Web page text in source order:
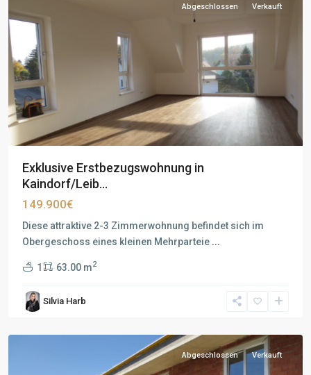
Abgeschlossen Verkauft
Exklusive Erstbezugswohnung in
Kaindorf/Leib...
149.900€
Diese attraktive 2-3 Zimmerwohnung befindet sich im
Obergeschoss eines kleinen Mehrparteie ...
1 63.00 m2
Silvia Harb
Abgeschlossen Verkauft